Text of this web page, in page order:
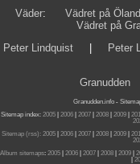
Väder: Vädret på Öland
Vädret på
Peter Lindquist
Peter
Granudden
Granudden.info-
Sitemap index: 2005| 2006| 2007| 2008| 2009|
Sitemap (rss): 2005 2006 2007 2008 2009
Album sitemaps: 2005 2006 2007 2008 2009